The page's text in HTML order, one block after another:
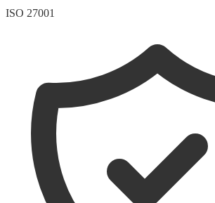
ISO 27001